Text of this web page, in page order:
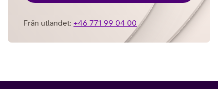
Från utlandet: +46 771 99 04 00